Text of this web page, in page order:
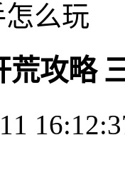
么玩
荒攻略